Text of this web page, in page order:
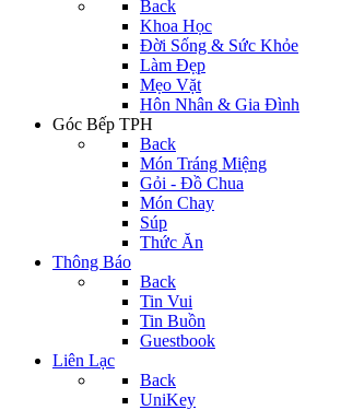
Back
Khoa Học
Đời Sống & Sức Khỏe
Làm Đẹp
Mẹo Vặt
Hôn Nhân & Gia Đình
Góc Bếp TPH
Back
Món Tráng Miệng
Gỏi - Đồ Chua
Món Chay
Súp
Thức Ăn
Thông Báo
Back
Tin Vui
Tin Buồn
Guestbook
Liên Lạc
Back
UniKey